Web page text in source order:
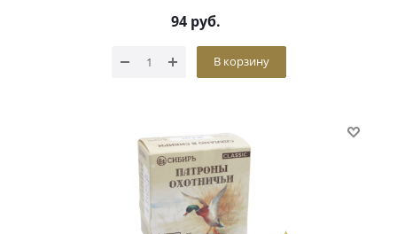
94 руб.
В корзину